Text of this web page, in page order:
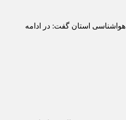
کارشناس هواشناسی استان گفت: در ادامه